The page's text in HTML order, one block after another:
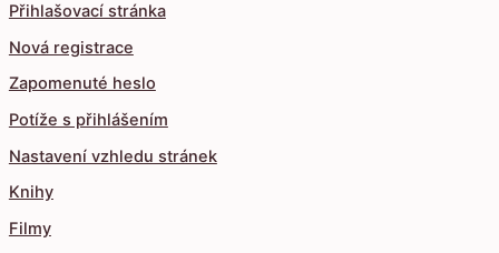
Přihlašovací stránka
Nová registrace
Zapomenuté heslo
Potíže s přihlášením
Nastavení vzhledu stránek
Knihy
Filmy